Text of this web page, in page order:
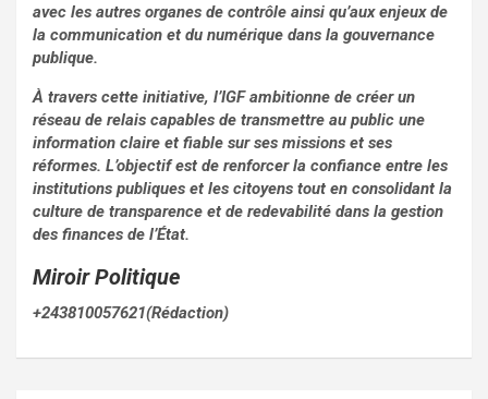
avec les autres organes de contrôle ainsi qu’aux enjeux de
la communication et du numérique dans la gouvernance
publique.
À travers cette initiative, l’IGF ambitionne de créer un
réseau de relais capables de transmettre au public une
information claire et fiable sur ses missions et ses
réformes. L’objectif est de renforcer la confiance entre les
institutions publiques et les citoyens tout en consolidant la
culture de transparence et de redevabilité dans la gestion
des finances de l’État.
Miroir Politique
+243810057621(Rédaction)